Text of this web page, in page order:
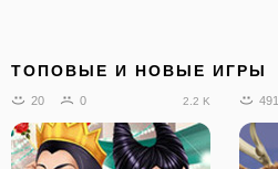
ТОПОВЫЕ И НОВЫЕ ИГРЫ
20 0 2.2 K 491